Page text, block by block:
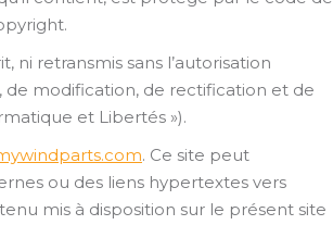
retransmis sans l’autorisation
de modification, de rectification et de
et Libertés »).
. Ce site peut
ou des liens hypertextes vers
mis à disposition sur le présent site